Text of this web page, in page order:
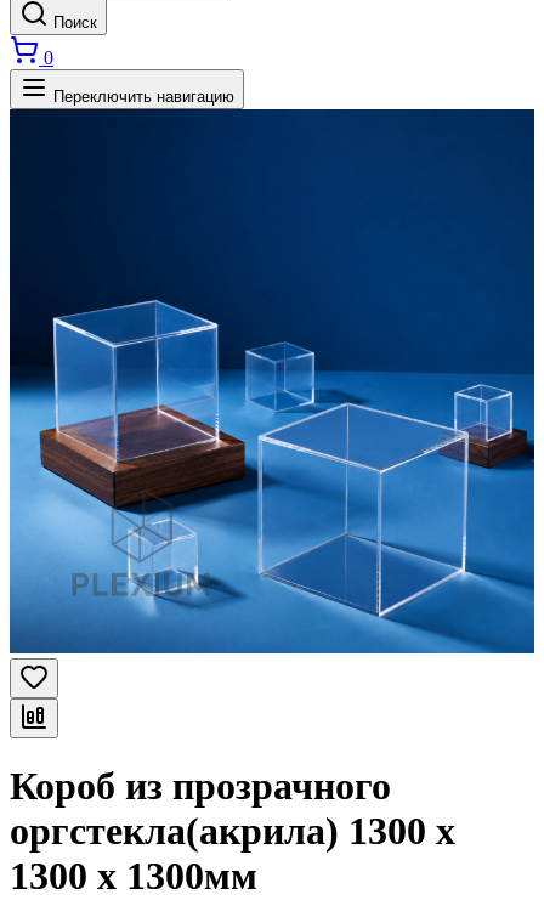
Поиск
0
Переключить навигацию
Короб из прозрачного
оргстекла(акрила) 1300 х
1300 х 1300мм